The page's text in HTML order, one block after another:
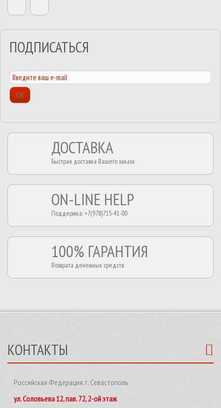
ПОДПИСАТЬСЯ
ОК
ДОСТАВКА
Быстрая доставка Вашего заказа
ON-LINE HELP
Поддержка: +7(978)715-41-00
100% ГАРАНТИЯ
Возврата денежных средств
КОНТАКТЫ
Российская Федерация, г. Севастополь
ул. Соловьева 12, пав. 72, 2-ой этаж